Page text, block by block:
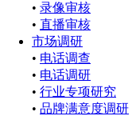
• 录像审核
• 直播审核
市场调研
• 电话调查
• 电话调研
• 行业专项研究
• 品牌满意度调研